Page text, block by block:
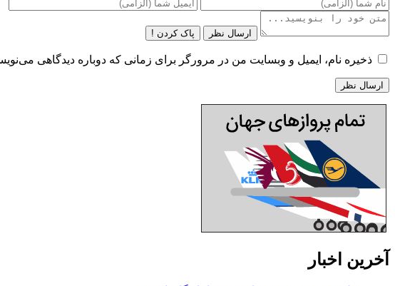
ارسال نظر پاک کردن !
ذخیره نام، ایمیل و وبسایت من در مرورگر برای زمانی که دوباره دیدگاهی
آخرین اخبار